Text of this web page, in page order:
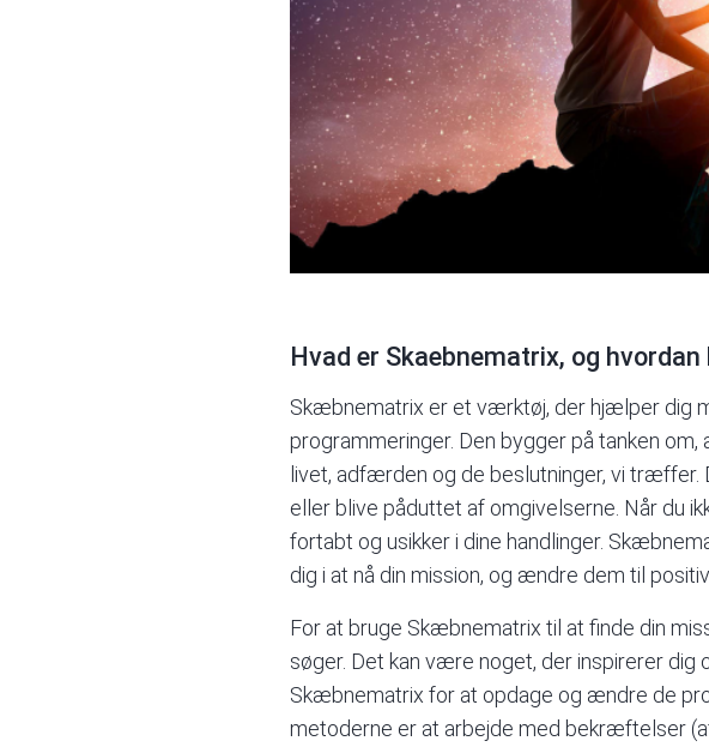
Hvad er Skaebnematrix, og
Skæbnematrix er et værktøj, der hjælper dig
programmeringer. Den bygger på tanken
livet, adfærden og de beslutninger, vi
eller blive påduttet af omgivelserne. Når du
fortabt og usikker i dine handlinger.
dig i at nå din mission, og ændre dem til
For at bruge Skæbnematrix til at finde din
søger. Det kan være noget, der inspirerer dig
Skæbnematrix for at opdage og ændre de
metoderne er at arbejde med bekræftelser (